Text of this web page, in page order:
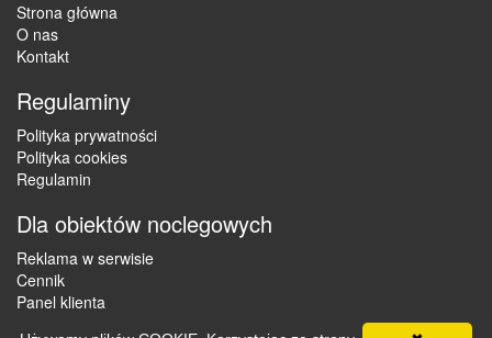
Strona główna
O nas
Kontakt
Regulaminy
Polityka prywatności
Polityka cookies
Regulamin
Dla obiektów noclegowych
Reklama w serwisie
Cennik
Panel klienta